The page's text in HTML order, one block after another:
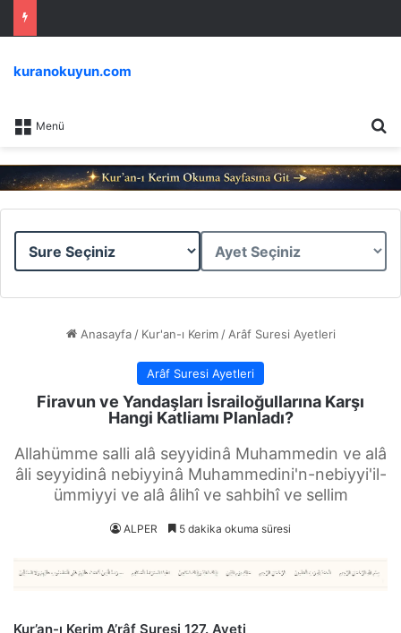
Menü
kuranokuyun.com
Sure
Ayet
Anasayfa / Kur'an-ı Kerim / Arâf Suresi Ayetleri
Arâf Suresi Ayetleri
Firavun ve Yandaşları İsrailoğullarına Karşı
Hangi Katliamı Planladı?
Allahümme salli alâ seyyidinâ Muhammedin ve alâ
âli seyyidinâ nebiyyinâ Muhammedini'n-nebiyyi'il-
ümmiyyi ve alâ âlihî ve sahbihî ve sellim
ALPER 5 dakika okuma süresi
Kur’an-ı Kerim A’râf Suresi 127. Ayeti